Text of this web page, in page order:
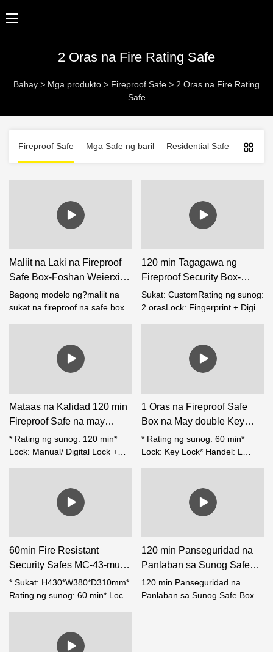
2 Oras na Fire Rating Safe
Bahay > Mga produkto > Fireproof Safe > 2 Oras na Fire Rating
Safe
Fireproof Safe Mga Safe ng baril Residential Safe Mga
Maliit na Laki na Fireproof
Safe Box-Foshan Weierxin
Safe
Bagong modelo ng?maliit na
sukat na fireproof na safe box.
120 min Tagagawa ng
Fireproof Security Box-
Foshan Weierxin Safe
Sukat: CustomRating ng sunog:
2 orasLock: Fingerprint + Digit
Mataas na Kalidad 120 min
Fireproof Safe na may
Manual&Digital Lock
* Rating ng sunog: 120 min*
Lock: Manual/ Digital Lock +
30mm;* Makinis na operasyon
ng pinto na may 180 degree na
bukas;* Mabigat na tungkulin
cabinet sa ibaba;
1 Oras na Fireproof Safe
Box na May double Key
MC-72
* Rating ng sunog: 60 min*
Lock: Key Lock* Handel: L
180 degrees bukas;* Mabigat
na tungkulin bakal na bisagra;*
Naaayos na istante sa loob;*
60min Fire Resistant
Security Safes MC-43-mula
sa Weierxin Safes
Manufacturer
* Sukat: H430*W380*D310mm*
Rating ng sunog: 60 min* Lock:
Bumukas ang pinto nang 180
degree* Mabigat na tungkulin
120 min Panseguridad na
Panlaban sa Sunog Safe
Box White Color-Foshan
Weierxin
120 min Panseguridad na
Panlaban sa Sunog Safe Box